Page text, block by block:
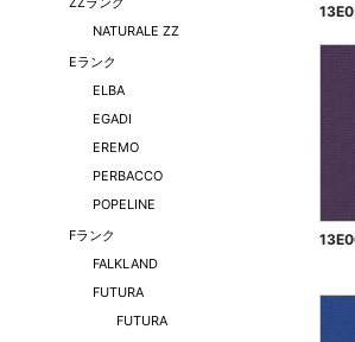
NATURALE ZZ
Eランク
ELBA
EGADI
EREMO
PERBACCO
POPELINE
Fランク
FALKLAND
FUTURA
FUTURA